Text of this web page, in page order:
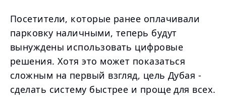
Посетители, которые ранее оплачивали
парковку наличными, теперь будут
вынуждены использовать цифровые
решения. Хотя это может показаться
сложным на первый взгляд, цель Дубая -
сделать систему быстрее и проще для всех.